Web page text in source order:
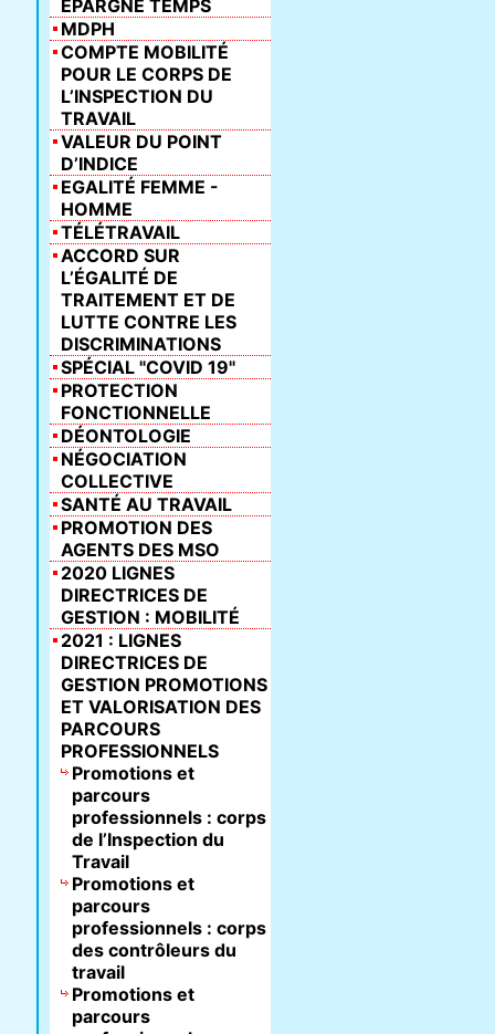
ÉPARGNE TEMPS
MDPH
COMPTE MOBILITÉ
POUR LE CORPS DE
L’INSPECTION DU
TRAVAIL
VALEUR DU POINT
D’INDICE
EGALITÉ FEMME -
HOMME
TÉLÉTRAVAIL
ACCORD SUR
L’ÉGALITÉ DE
TRAITEMENT ET DE
LUTTE CONTRE LES
DISCRIMINATIONS
SPÉCIAL "COVID 19"
PROTECTION
FONCTIONNELLE
DÉONTOLOGIE
NÉGOCIATION
COLLECTIVE
SANTÉ AU TRAVAIL
PROMOTION DES
AGENTS DES MSO
2020 LIGNES
DIRECTRICES DE
GESTION : MOBILITÉ
2021 : LIGNES
DIRECTRICES DE
GESTION PROMOTIONS
ET VALORISATION DES
PARCOURS
PROFESSIONNELS
Promotions et
parcours
professionnels : corps
de l’Inspection du
Travail
Promotions et
parcours
professionnels : corps
des contrôleurs du
travail
Promotions et
parcours